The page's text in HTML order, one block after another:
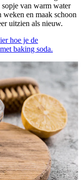
van warm water
weken en maak schoon
uitzien als nieuw.
hoe je de
baking soda.